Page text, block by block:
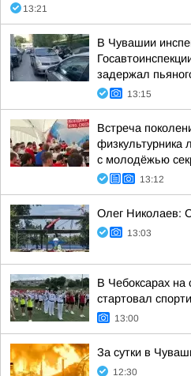
13:21
В Чувашии
задержал
13:15
Встреча
физкультурника
с молодёжью
13:12
Олег Николаев:
13:03
В Чебоксарах на
стартовал
13:00
За сутки в
12:30